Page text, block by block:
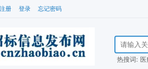
册 登录 忘记密码
搜索招标信
热搜词: